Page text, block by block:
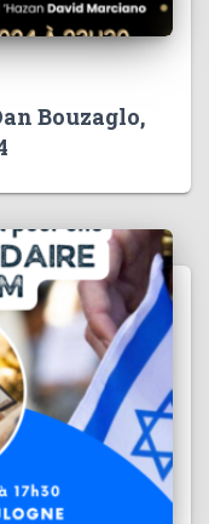
Bouzaglo,